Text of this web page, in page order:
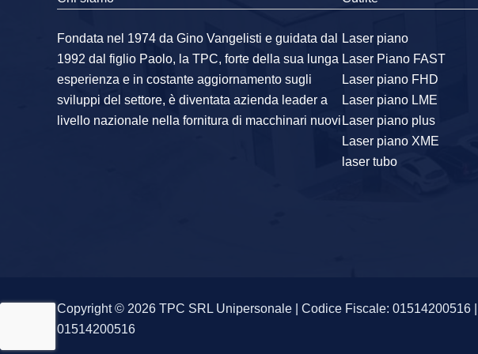
Fondata nel 1974 da Gino Vangelisti e guidata dal
1992 dal figlio Paolo, la TPC, forte della sua lunga
esperienza e in costante aggiornamento sugli
sviluppi del settore, è diventata azienda leader a
livello nazionale nella fornitura di macchinari nuovi
Laser piano
Laser Piano FAST
Laser piano FHD
Laser piano LME
Laser piano plus
Laser piano XME
laser tubo
Copyright © 2026 TPC SRL Unipersonale | Codice Fiscale: 01514200516 |
01514200516